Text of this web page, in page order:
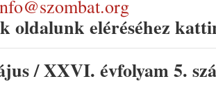
oldalunk eléréséhez
/ XXVI. évfolyam 5.